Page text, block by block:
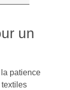
un
patience